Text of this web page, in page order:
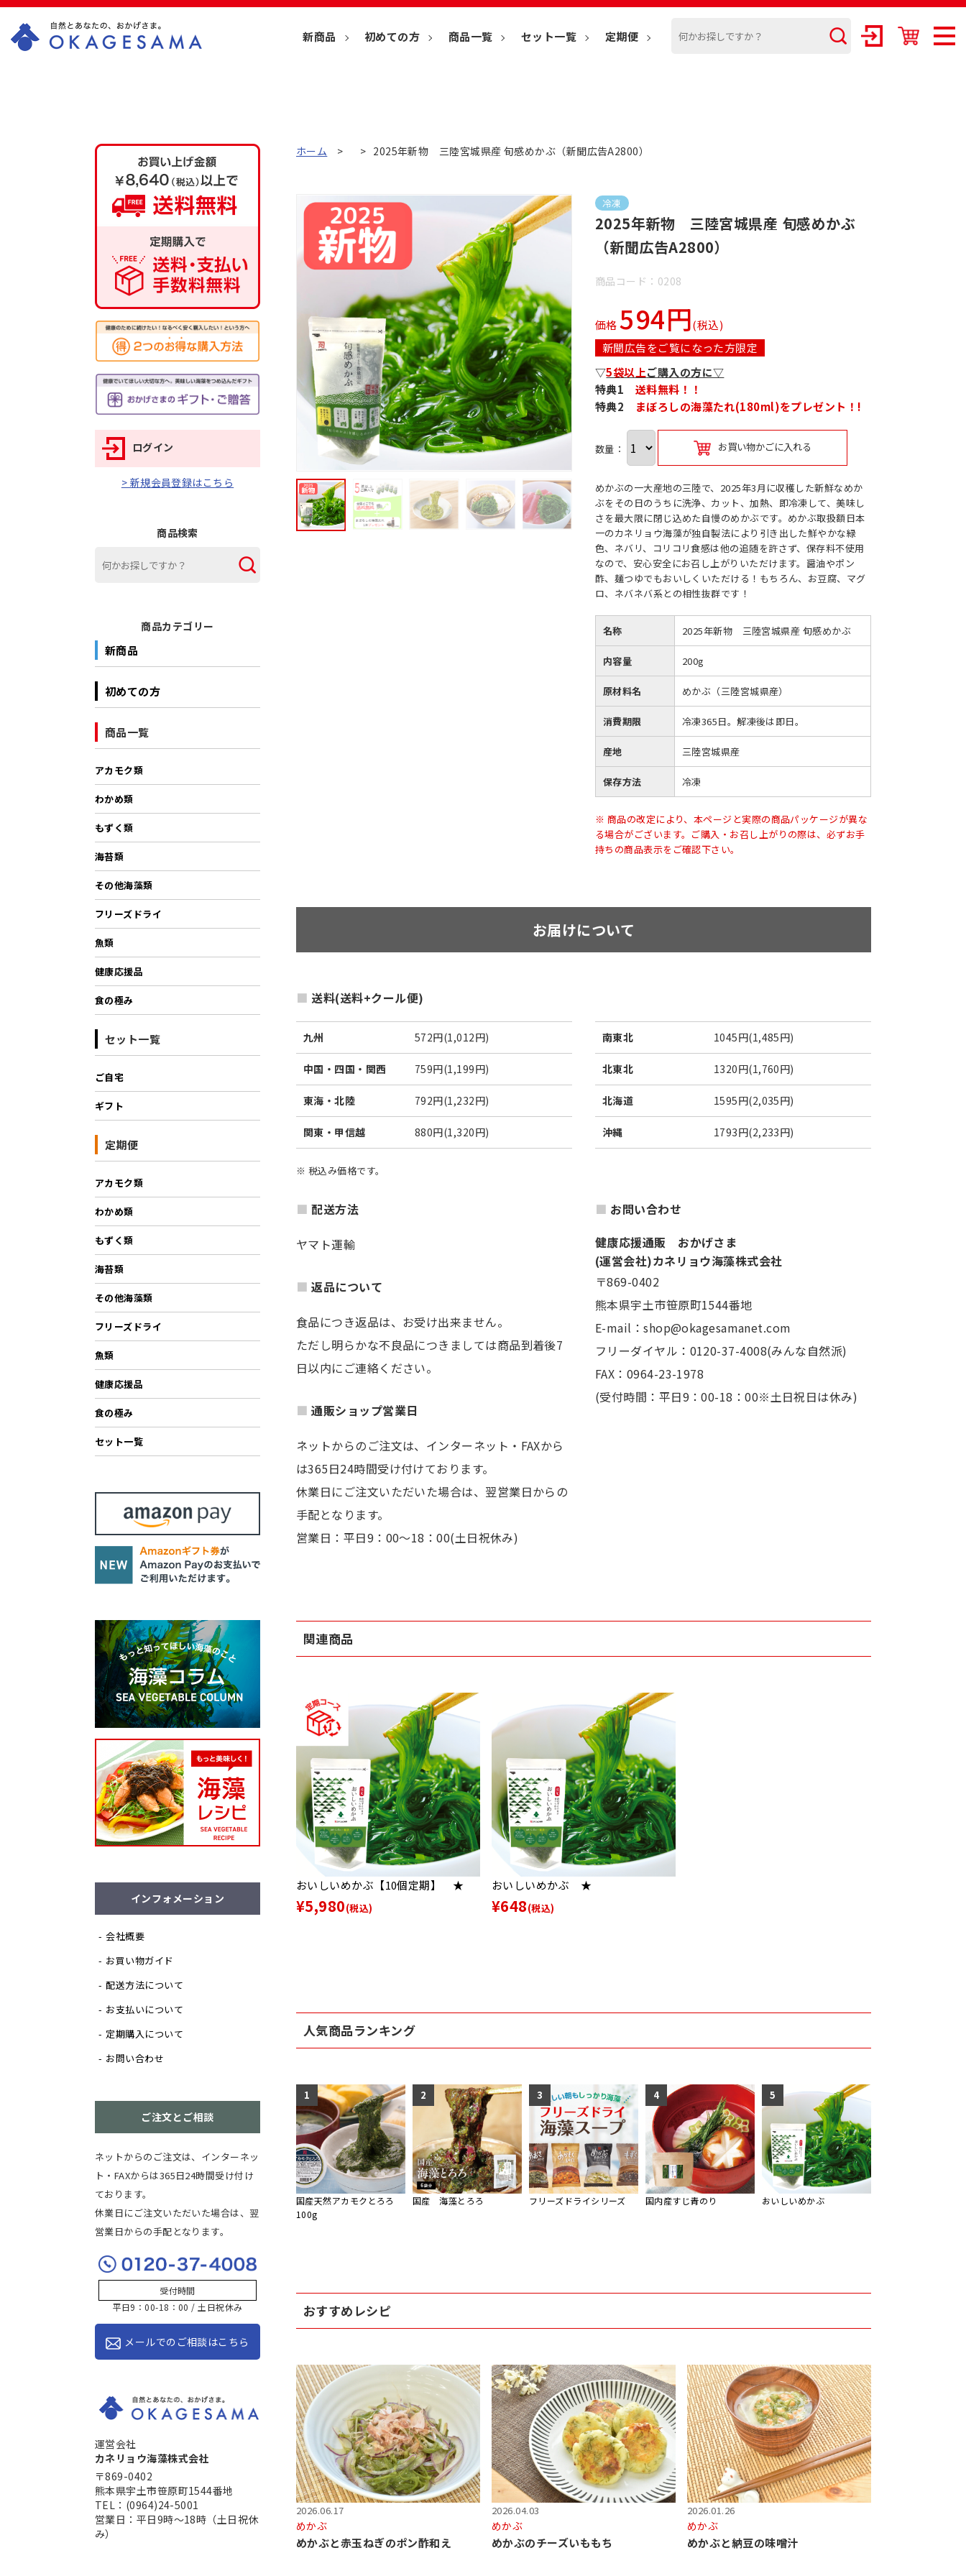
の公式通販ショッ
新商品 初めての方 商品一覧 セット一覧 定期便
ホーム 2025年新物 三陸宮城県産 旬感めかぶ（新聞広告A2800）
冷凍
2025年新物 三陸宮城県産 旬感めかぶ
（新聞広告A2800）
商品コード：0208
価格594円(税込)
新聞広告をご覧になった方限定
▽5袋以上ご購入の方に▽
特典1 送料無料！！
特典2
まぼろしの海藻たれ(180ml)をプレゼント！!
数量： お買い物かごに入れる
めかぶの一大産地の三陸で、2025年3月に収穫した新鮮なめか
ぶをその日のうちに洗浄、カット、加熱、即冷凍して、美味し
さを最大限に閉じ込めた自慢のめかぶです。めかぶ取扱額日本
一のカネリョウ海藻が独自製法により引き出した鮮やかな緑
色、ネバリ、コリコリ食感は他の追随を許さず、保存料不使用
なので、安心安全にお召し上がりいただけます。醤油やポン
酢、麺つゆでもおいしくいただける！もちろん、お豆腐、マグ
ロ、ネバネバ系との相性抜群です！
名称 2025年新物 三陸宮城県産 旬感めかぶ
内容量 200g
原材料名 めかぶ（三陸宮城県産）
消費期限 冷凍365日。解凍後は即日。
産地 三陸宮城県産
保存方法 冷凍
※ 商品の改定により、本ページと実際の商品パッケージが異な
る場合がございます。ご購入・お召し上がりの際は、必ずお手
持ちの商品表示をご確認下さい。
お届けについて
送料(送料+クール便)
九州 572円(1,012円)
中国・四国・関西 759円(1,199円)
東海・北陸 792円(1,232円)
関東・甲信越 880円(1,320円)
南東北 1045円(1,485円)
北東北 1320円(1,760円)
北海道 1595円(2,035円)
沖縄 1793円(2,233円)
※ 税込み価格です。
配送方法
ヤマト運輸
返品について
食品につき返品は、お受け出来ません。
ただし明らかな不良品につきましては商品到着後7
日以内にご連絡ください。
通販ショップ営業日
ネットからのご注文は、インターネット・FAXから
は365日24時間受け付けております。
休業日にご注文いただいた場合は、翌営業日からの
手配となります。
営業日：平日9：00～18：00(土日祝休み)
お問い合わせ
健康応援通販 おかげさま
(運営会社)カネリョウ海藻株式会社
〒869-0402
熊本県宇土市笹原町1544番地
E-mail：shop@okagesamanet.com
フリーダイヤル：0120-37-4008(みんな自然派)
FAX：0964-23-1978
(受付時間：平日9：00-18：00※土日祝日は休み)
関連商品
おいしいめかぶ【10個定期】 ★
¥5,980(税込)
おいしいめかぶ ★
¥648(税込)
人気商品ランキング
1
国産天然アカモクとろろ
100g
2
国産 海藻とろろ
3
フリーズドライシリーズ
4
国内産すじ青のり
5
おいしいめかぶ
おすすめレシピ
2026.06.17
めかぶ
めかぶと赤玉ねぎのポン酢和え
2026.04.03
めかぶ
めかぶのチーズいももち
2026.01.26
めかぶ
めかぶと納豆の味噌汁
ログイン
> 新規会員登録はこちら
商品検索
商品カテゴリー
新商品
初めての方
商品一覧
アカモク類
わかめ類
もずく類
海苔類
その他海藻類
フリーズドライ
魚類
健康応援品
食の極み
セット一覧
ご自宅
ギフト
定期便
アカモク類
わかめ類
もずく類
海苔類
その他海藻類
フリーズドライ
魚類
健康応援品
食の極み
セット一覧
インフォメーション
会社概要
お買い物ガイド
配送方法について
お支払いについて
定期購入について
お問い合わせ
ご注文とご相談
ネットからのご注文は、インターネッ
ト・FAXからは365日24時間受け付け
ております。
休業日にご注文いただいた場合は、翌
営業日からの手配となります。
受付時間
平日9：00-18：00 / 土日祝休み
メールでのご相談はこちら
運営会社
カネリョウ海藻株式会社
〒869-0402
熊本県宇土市笹原町1544番地
TEL：(0964)24-5001
営業日：平日9時～18時（土日祝休
み）